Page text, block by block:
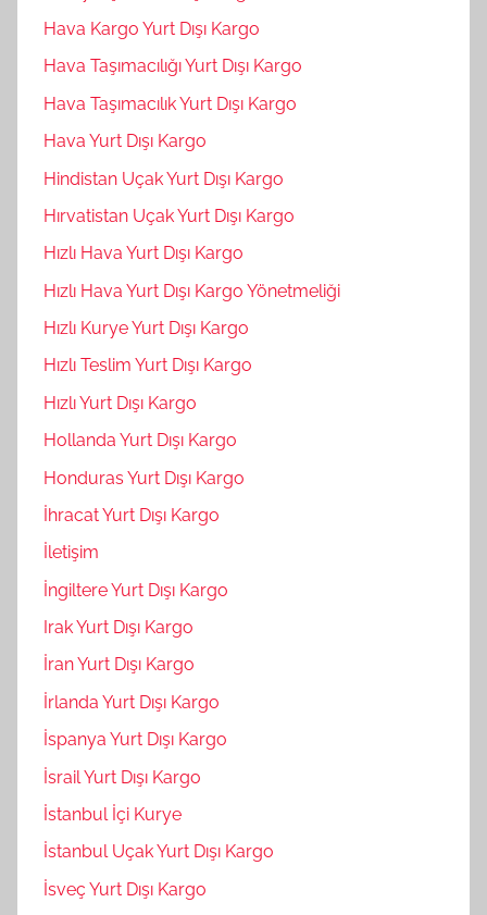
Hava Kargo Yurt Dışı Kargo
Hava Taşımacılığı Yurt Dışı Kargo
Hava Taşımacılık Yurt Dışı Kargo
Hava Yurt Dışı Kargo
Hindistan Uçak Yurt Dışı Kargo
Hırvatistan Uçak Yurt Dışı Kargo
Hızlı Hava Yurt Dışı Kargo
Hızlı Hava Yurt Dışı Kargo Yönetmeliği
Hızlı Kurye Yurt Dışı Kargo
Hızlı Teslim Yurt Dışı Kargo
Hızlı Yurt Dışı Kargo
Hollanda Yurt Dışı Kargo
Honduras Yurt Dışı Kargo
İhracat Yurt Dışı Kargo
İletişim
İngiltere Yurt Dışı Kargo
Irak Yurt Dışı Kargo
İran Yurt Dışı Kargo
İrlanda Yurt Dışı Kargo
İspanya Yurt Dışı Kargo
İsrail Yurt Dışı Kargo
İstanbul İçi Kurye
İstanbul Uçak Yurt Dışı Kargo
İsveç Yurt Dışı Kargo